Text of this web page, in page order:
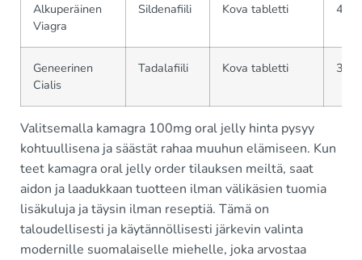
Alkuperäinen
Viagra
Sildenafiili Kova tabletti
Geneerinen
Cialis
Tadalafiili Kova tabletti
Valitsemalla kamagra 100mg oral jelly hinta pysyy
kohtuullisena ja säästät rahaa muuhun elämiseen. Kun
teet kamagra oral jelly order tilauksen meiltä, saat
aidon ja laadukkaan tuotteen ilman välikäsien tuomia
lisäkuluja ja täysin ilman reseptiä. Tämä on
taloudellisesti ja käytännöllisesti järkevin valinta
modernille suomalaiselle miehelle, joka arvostaa